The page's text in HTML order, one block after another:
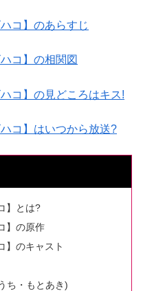
コ】のあらすじ
コ】の相関図
コ】の見どころはキス!
コ】はいつから放送?
】とは?
】の原作
】のキャスト
ち・もとあき)